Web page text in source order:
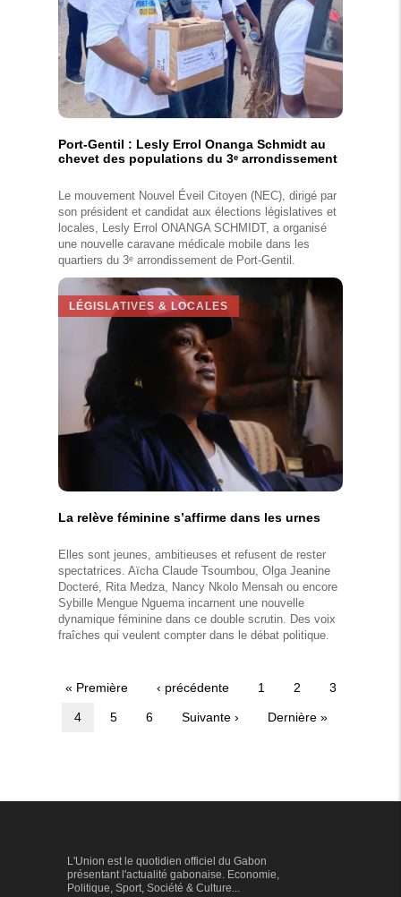
Port-Gentil : Lesly Errol Onanga Schmidt au
chevet des populations du 3ᵉ arrondissement
Le mouvement Nouvel Éveil Citoyen (NEC), dirigé par
son président et candidat aux élections législatives et
locales, Lesly Errol ONANGA SCHMIDT, a organisé
une nouvelle caravane médicale mobile dans les
quartiers du 3ᵉ arrondissement de Port-Gentil.
LÉGISLATIVES & LOCALES
La relève féminine s’affirme dans les urnes
Elles sont jeunes, ambitieuses et refusent de rester
spectatrices. Aïcha Claude Tsoumbou, Olga Jeanine
Docteré, Rita Medza, Nancy Nkolo Mensah ou encore
Sybille Mengue Nguema incarnent une nouvelle
dynamique féminine dans ce double scrutin. Des voix
fraîches qui veulent compter dans le débat politique.
Pagination
Première
« Première
Page
‹ précédente Page
1 Page
2 Page
3
Page
4 Page
5 Page
6
Page
Suivante ›
Dernière
Dernière »
L'Union est le quotidien officiel du Gabon
présentant l'actualité gabonaise. Economie,
Politique, Sport, Société & Culture...